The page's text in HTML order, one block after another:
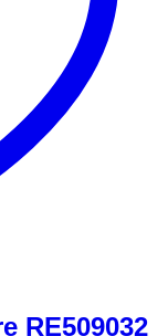
RE509032